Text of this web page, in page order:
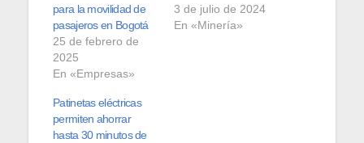
para la movilidad de
pasajeros en Bogotá
25 de febrero de
2025
En «Empresas»
3 de julio de 2024
En «Minería»
Patinetas eléctricas
permiten ahorrar
hasta 30 minutos de